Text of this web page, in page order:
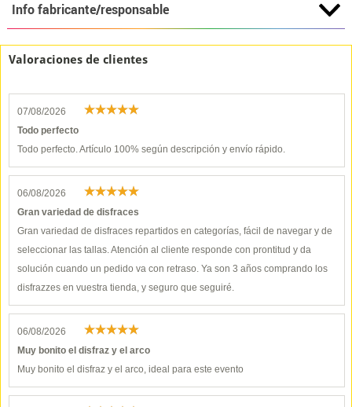
Info fabricante/responsable
Valoraciones de clientes
07/08/2026
Todo perfecto
Todo perfecto. Artículo 100% según descripción y envío rápido.
06/08/2026
Gran variedad de disfraces
Gran variedad de disfraces repartidos en categorías, fácil de navegar y de
seleccionar las tallas. Atención al cliente responde con prontitud y da
solución cuando un pedido va con retraso. Ya son 3 años comprando los
disfrazzes en vuestra tienda, y seguro que seguiré.
06/08/2026
Muy bonito el disfraz y el arco
Muy bonito el disfraz y el arco, ideal para este evento